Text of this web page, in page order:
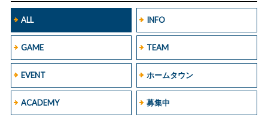
ALL INFO
GAME TEAM
EVENT ホームタウン
ACADEMY 募集中